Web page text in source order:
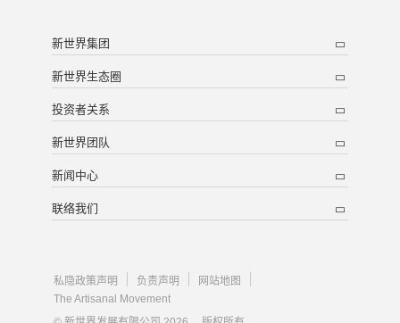
新世界集团
新世界生态圈
投资者关系
新世界团队
新闻中心
联络我们
私隐政策声明 负责声明
网站地图
The Artisanal Movement